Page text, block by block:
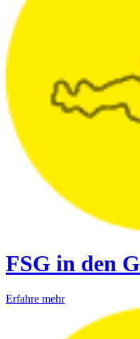
FSG in den
Erfahre mehr